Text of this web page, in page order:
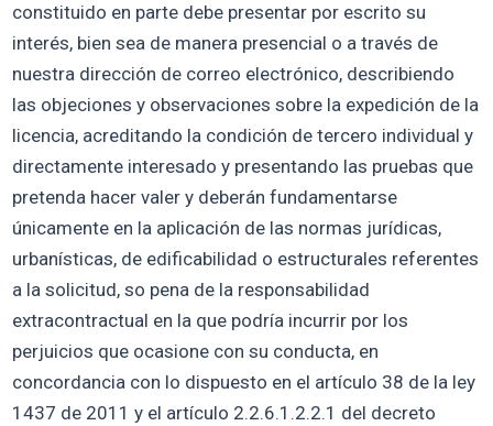
constituido en parte debe presentar por escrito su
interés, bien sea de manera presencial o a través de
nuestra dirección de correo electrónico, describiendo
las objeciones y observaciones sobre la expedición de la
licencia, acreditando la condición de tercero individual y
directamente interesado y presentando las pruebas que
pretenda hacer valer y deberán fundamentarse
únicamente en la aplicación de las normas jurídicas,
urbanísticas, de edificabilidad o estructurales referentes
a la solicitud, so pena de la responsabilidad
extracontractual en la que podría incurrir por los
perjuicios que ocasione con su conducta, en
concordancia con lo dispuesto en el artículo 38 de la ley
1437 de 2011 y el artículo 2.2.6.1.2.2.1 del decreto